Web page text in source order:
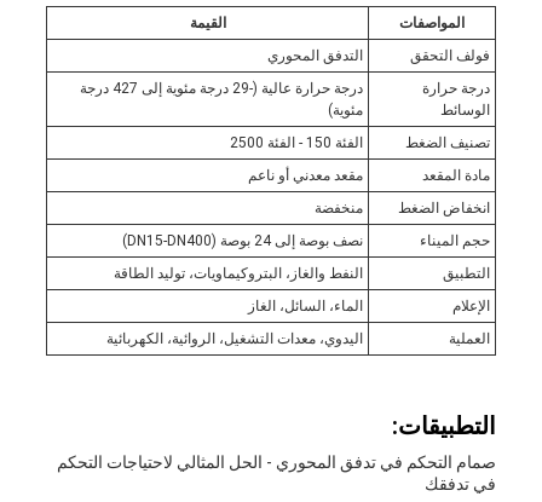
المواصفات
القيمة
فولف التحقق
التدفق المحوري
درجة حرارة
الوسائط
درجة حرارة عالية (-29 درجة مئوية إلى 427 درجة
مئوية)
تصنيف الضغط
الفئة 150 - الفئة 2500
مادة المقعد
مقعد معدني أو ناعم
انخفاض الضغط
منخفضة
حجم الميناء
نصف بوصة إلى 24 بوصة (DN15-DN400)
التطبيق
النفط والغاز، البتروكيماويات، توليد الطاقة
الإعلام
الماء، السائل، الغاز
العملية
اليدوي، معدات التشغيل، الروائية، الكهربائية
التطبيقات:
صمام التحكم في تدفق المحوري - الحل المثالي لاحتياجات التحكم
في تدفقك